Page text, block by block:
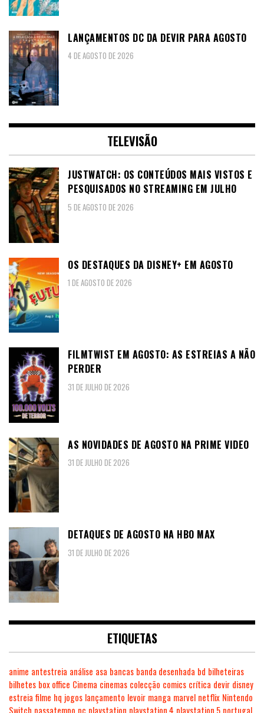
LANÇAMENTOS DC DA DEVIR PARA AGOSTO
4 DE AGOSTO DE 2026
TELEVISÃO
JUSTWATCH: OS CONTEÚDOS MAIS VISTOS E
PESQUISADOS NO STREAMING EM JULHO
5 DE AGOSTO DE 2026
OS DESTAQUES DA DISNEY+ EM AGOSTO
1 DE AGOSTO DE 2026
FILMTWIST EM AGOSTO: AS ESTREIAS A NÃO
PERDER
31 DE JULHO DE 2026
AS NOVIDADES DE AGOSTO NA PRIME VIDEO
31 DE JULHO DE 2026
DETAQUES DE AGOSTO NA HBO MAX
31 DE JULHO DE 2026
ETIQUETAS
anime antestreia análise asa bancas banda desenhada bd bilheteiras
bilhetes box office Cinema cinemas colecção comics crítica devir disney
estreia filme hq jogos lançamento levoir manga marvel netflix Nintendo
Switch passatempo pc playstation playstation 4 playstation 5 portugal